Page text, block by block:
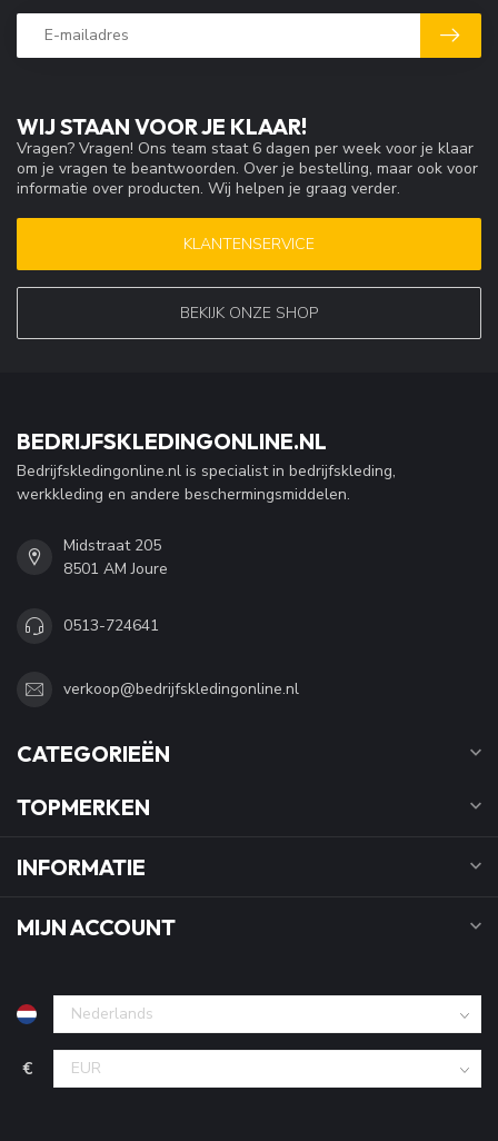
WIJ STAAN VOOR JE KLAAR!
Vragen? Vragen! Ons team staat 6 dagen per week voor je klaar
om je vragen te beantwoorden. Over je bestelling, maar ook voor
informatie over producten. Wij helpen je graag verder.
KLANTENSERVICE
BEKIJK ONZE SHOP
BEDRIJFSKLEDINGONLINE.NL
Bedrijfskledingonline.nl is specialist in bedrijfskleding,
werkkleding en andere beschermingsmiddelen.
Midstraat 205
8501 AM Joure
0513-724641
verkoop@bedrijfskledingonline.nl
CATEGORIEËN
TOPMERKEN
INFORMATIE
MIJN ACCOUNT
€